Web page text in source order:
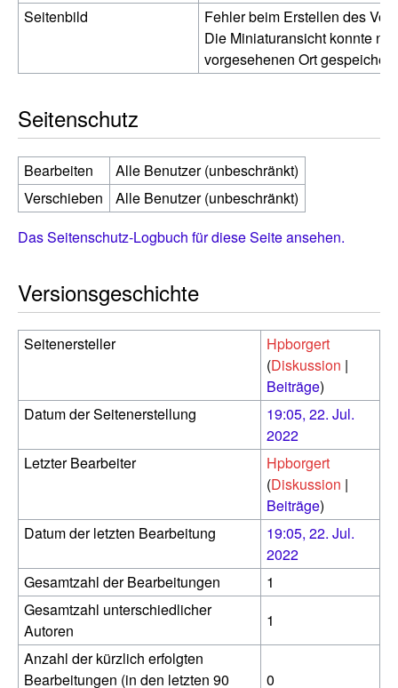
Seitenbild
Fehler beim Erstellen des
Die Miniaturansicht konnte
vorgesehenen Ort
Seitenschutz
Bearbeiten
Alle Benutzer (unbeschränkt)
Verschieben
Alle Benutzer (unbeschränkt)
Das Seitenschutz-Logbuch für diese Seite ansehen.
Versionsgeschichte
Seitenersteller
Hpborgert
(Diskussion |
Beiträge)
Datum der Seitenerstellung
19:05, 22. Jul.
2022
Letzter Bearbeiter
Hpborgert
(Diskussion |
Beiträge)
Datum der letzten Bearbeitung
19:05, 22. Jul.
2022
Gesamtzahl der Bearbeitungen
1
Gesamtzahl unterschiedlicher
Autoren
1
Anzahl der kürzlich erfolgten
Bearbeitungen (in den letzten 90
0